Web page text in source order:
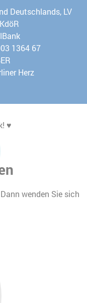
Deutschlands, LV
1364 67
Herz
♥
wenden Sie sich